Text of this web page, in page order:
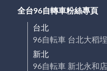
全台96自轉車粉絲專頁
台北
96自転車 台北大稻
新北
96自転車 新北永和